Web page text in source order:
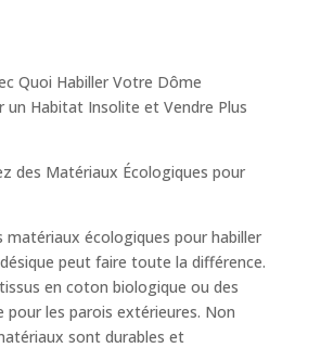
Quoi Habiller Votre Dôme
un Habitat Insolite et Vendre Plus
des Matériaux Écologiques pour
matériaux écologiques pour habiller
peut faire toute la différence.
en coton biologique ou des
pour les parois extérieures. Non
sont durables et